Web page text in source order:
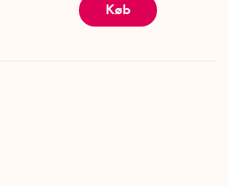
Køb